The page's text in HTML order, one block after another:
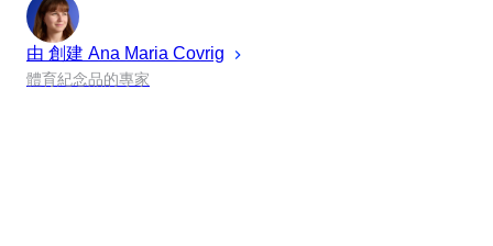
由 創建 Ana Maria Covrig
體育紀念品的專家